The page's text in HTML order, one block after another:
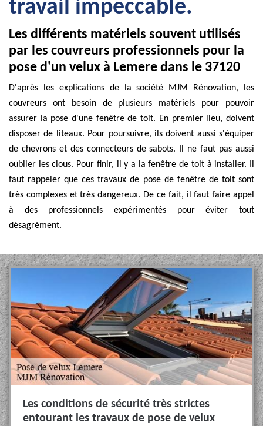
travail impeccable.
Les différents matériels souvent utilisés
par les couvreurs professionnels pour la
pose d'un velux à Lemere dans le 37120
D'après les explications de la société MJM Rénovation, les
couvreurs ont besoin de plusieurs matériels pour pouvoir
assurer la pose d'une fenêtre de toit. En premier lieu, doivent
disposer de liteaux. Pour poursuivre, ils doivent aussi s'équiper
de chevrons et des connecteurs de sabots. Il ne faut pas aussi
oublier les clous. Pour finir, il y a la fenêtre de toit à installer. Il
faut rappeler que ces travaux de pose de fenêtre de toit sont
très complexes et très dangereux. De ce fait, il faut faire appel
à des professionnels expérimentés pour éviter tout
désagrément.
Les conditions de sécurité très strictes
entourant les travaux de pose de velux